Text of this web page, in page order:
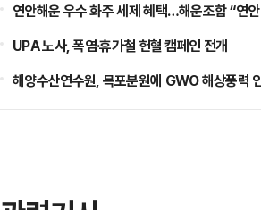
연안해운 우수 화주 세제 혜택…해운조합 “연
UPA 노사, 폭염·휴가철 헌혈 캠페인 전개
해양수산연수원, 목포분원에 GWO 해상풍력